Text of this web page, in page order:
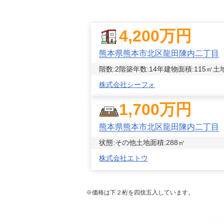
4,200万円
熊本県熊本市北区龍田陳内二丁目
階数:2階築年数:14年建物面積:115㎡土
株式会社シーフォ
1,700万円
熊本県熊本市北区龍田陳内二丁目
状態:その他土地面積:288㎡
株式会社エトウ
※価格は下２桁を四捨五入しています。